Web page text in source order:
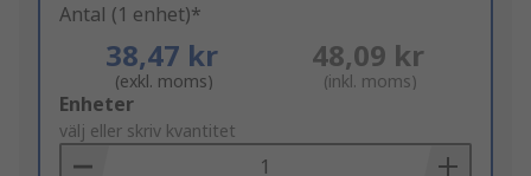
Antal (1 enhet)*
38,47 kr
(exkl. moms)
48,09 kr
(inkl. moms)
Add
to
Basket
Enheter
välj eller skriv kvantitet